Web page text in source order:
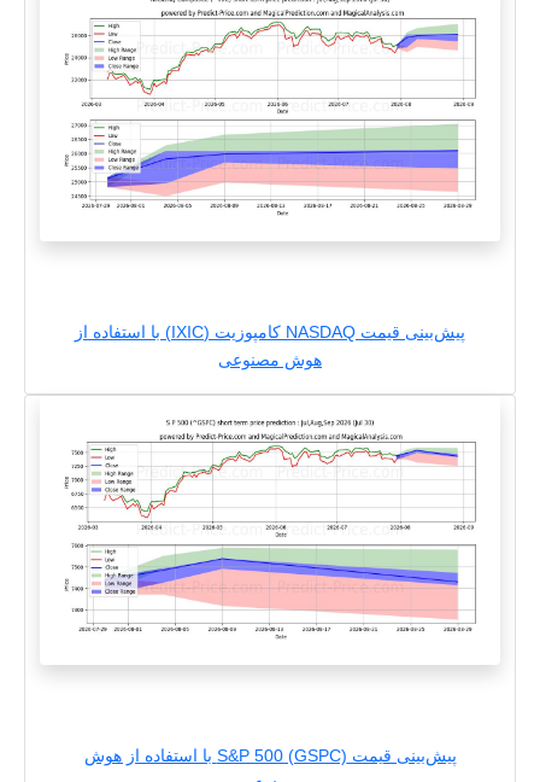
پیش‌بینی قیمت NASDAQ کامپوزیت (IXIC) با استفاده از
هوش مصنوعی
پیش‌بینی قیمت S&P 500 (GSPC) با استفاده از هوش